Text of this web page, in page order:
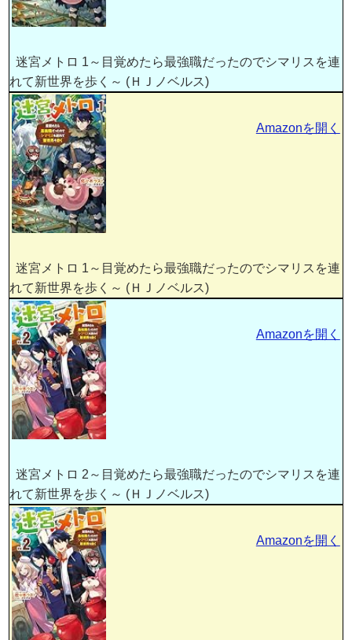
迷宮メトロ 1～目覚めたら最強職だったのでシマリスを連
れて新世界を歩く～ (ＨＪノベルス)
迷宮メトロ 1～目覚めたら最強職だったのでシマリスを連
れて新世界を歩く～ (ＨＪノベルス)
Amazonを開く
迷宮メトロ 2～目覚めたら最強職だったのでシマリスを連
れて新世界を歩く～ (ＨＪノベルス)
Amazonを開く
Amazonを開く